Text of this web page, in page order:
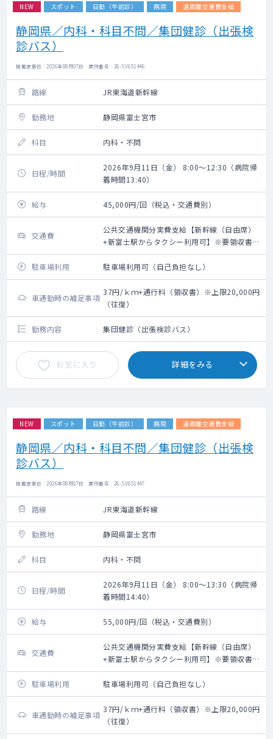
NEW スポット 日勤（午前診） 病院 遠距離交通費支給
静岡県／内科・科目不問／集団健診（出張検
診バス）
掲載更新日 : 2026年08月07日 案件番号 : 26-SV651446
路線 JR東海道新幹線
勤務地 静岡県富士宮市
科目 内科・不問
日程/時間
2026年9月11日（金） 8:00～12:30（病院帰
着時間13:40）
給与 45,000円/回（税込・交通費別）
交通費
公共交通機関分実費支給【新幹線（自由席）
+新富士駅からタクシー利用可】※要領収書・
上限20,000円（往復）
駐車場利用
駐車場利用可（自己負担なし）
車通勤時の補足事項
37円/ｋｍ+通行料（領収書）※上限20,000円
（往復）
勤務内容 集団健診（出張検診バス）
お気に入り 詳細をみる
NEW スポット 日勤（午前診） 病院 遠距離交通費支給
静岡県／内科・科目不問／集団健診（出張検
診バス）
掲載更新日 : 2026年08月07日 案件番号 : 26-SV651447
路線 JR東海道新幹線
勤務地 静岡県富士宮市
科目 内科・不問
日程/時間
2026年9月11日（金） 8:00～13:30（病院帰
着時間14:40）
給与 55,000円/回（税込・交通費別）
交通費
公共交通機関分実費支給【新幹線（自由席）
+新富士駅からタクシー利用可】※要領収書・
上限20,000円（往復）
駐車場利用
駐車場利用可（自己負担なし）
車通勤時の補足事項
37円/ｋｍ+通行料（領収書）※上限20,000円
（往復）